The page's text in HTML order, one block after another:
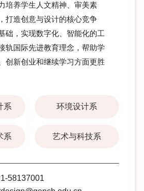
培养学生人文精神、审美素
打造创意与设计的核心竞争
础，实现数字化、智能化的工
轨国际先进教育理念，帮助学
创新创业和继续学习方面更胜
系 环境设计系
系 艺术与科技系
58137001